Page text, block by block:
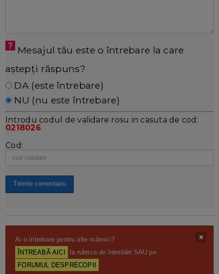
Mesajul tău este o întrebare la care
aștepți răspuns?
DA (este întrebare)
NU (nu este întrebare)
Introdu codul de validare rosu in casuta de cod:
0218026
Cod:
Ai o întrebare pentru alte mămici?
ÎNTREABĂ AICI
la rubrica de întrebări SAU pe
FORUMUL DESPRECOPII